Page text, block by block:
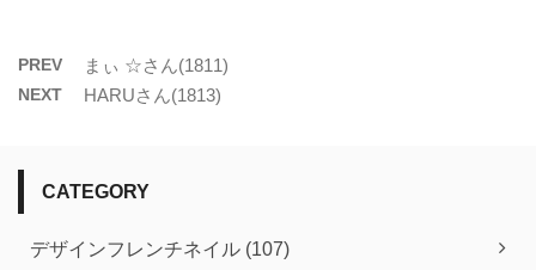
PREV まぃ ☆さん(1811)
NEXT HARUさん(1813)
CATEGORY
デザインフレンチネイル (107)